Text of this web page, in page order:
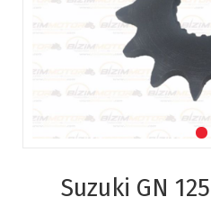
Suzuki GN